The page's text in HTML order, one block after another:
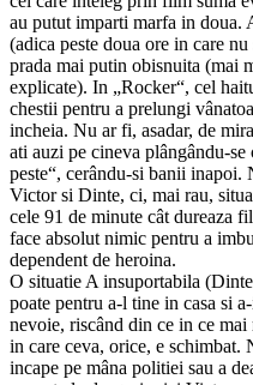
au putut imparti marfa in doua.
(adica peste doua ore in care
prada mai putin obisnuita (mai
explicate). In „Rocker“, cel
chestii pentru a prelungi
incheia. Nu ar fi, asadar, de
ati auzi pe cineva plângându-
peste“, cerându-si banii inapoi.
Victor si Dinte, ci, mai rau,
cele 91 de minute cât dureaza
face absolut nimic pentru a
dependent de heroina.
O situatie A insuportabila
poate pentru a-l tine in casa si
nevoie, riscând din ce in ce
in care ceva, orice, e
incape pe mâna politiei sau a